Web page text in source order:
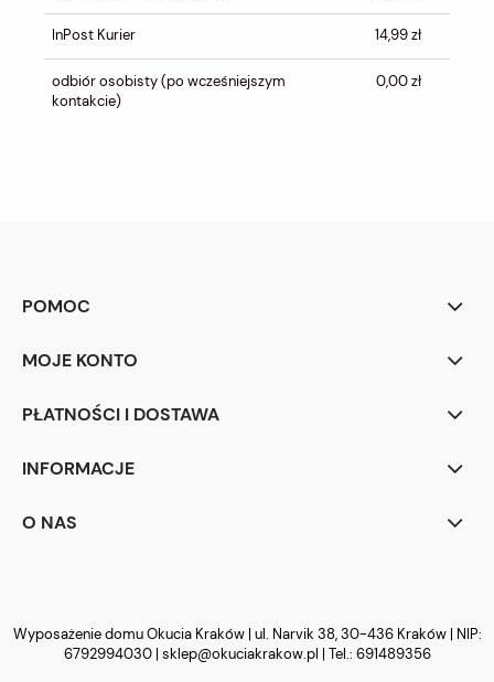
InPost Kurier 14,99 zł
odbiór osobisty(po wcześniejszym
kontakcie)
0,00 zł
POMOC
MOJE KONTO
PŁATNOŚCI I DOSTAWA
INFORMACJE
O NAS
Wyposażenie domu Okucia Kraków | ul. Narvik 38, 30-436 Kraków | NIP:
6792994030 | sklep@okuciakrakow.pl | Tel.: 691489356